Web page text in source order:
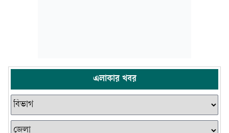
এলাকার খবর